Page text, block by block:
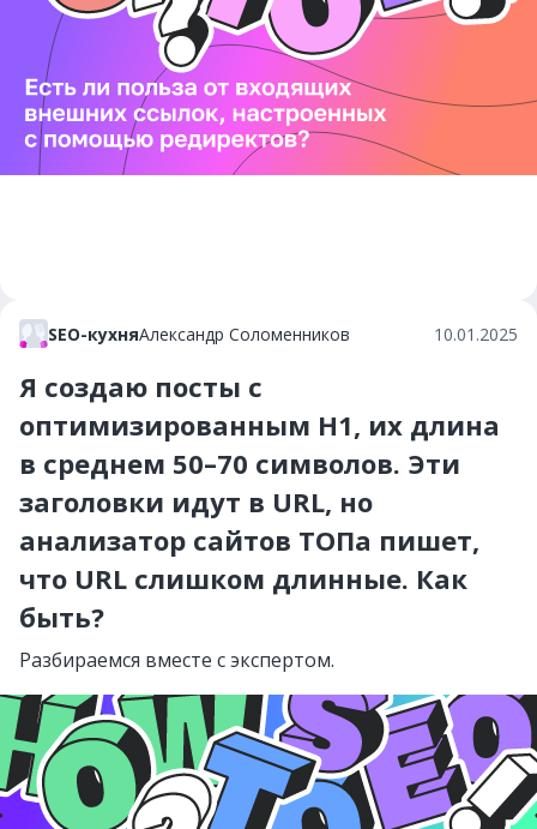
SEO-кухняАлександр Соломенников 10.01.2025
Я создаю посты с
оптимизированным H1, их длина
в среднем 50–70 символов. Эти
заголовки идут в URL, но
анализатор сайтов ТОПа пишет,
что URL слишком длинные. Как
быть?
Разбираемся вместе с экспертом.